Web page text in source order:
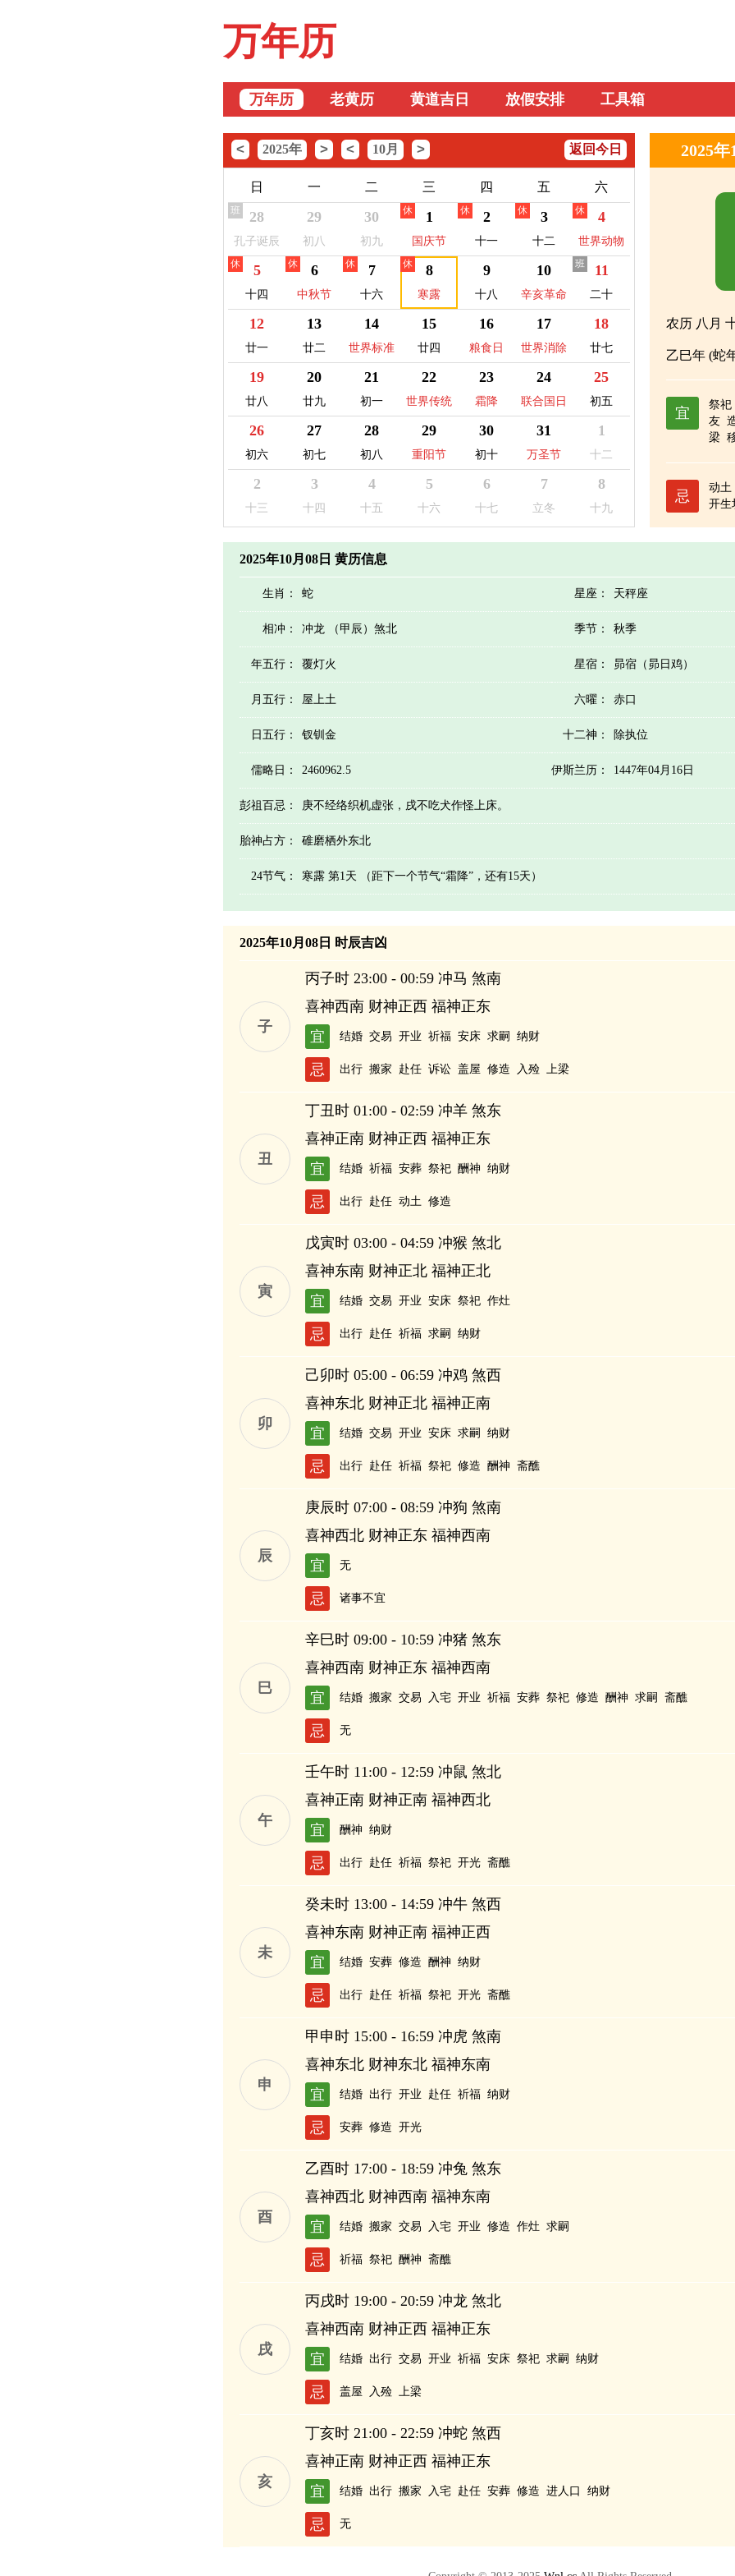
万年历
万年历 老黄历 黄道吉日 放假安排 工具箱
< 2025年 > < 10月 > 返回今日
日 一 二 三 四 五 六
28
孔子诞辰
班 29
初八
30
初九
1
国庆节
休 2
十一
休 3
十二
休 4
世界动物
日
休
5
十四
休 6
中秋节
休 7
十六
休 8
寒露
休 9
十八
10
辛亥革命
纪念日
11
二十
班
12
廿一
13
廿二
14
世界标准
日
15
廿四
16
粮食日
17
世界消除
贫困日
18
廿七
19
廿八
20
廿九
21
初一
22
世界传统
医药日
23
霜降
24
联合国日
25
初五
26
初六
27
初七
28
初八
29
重阳节
30
初十
31
万圣节
1
十二
2
十三
3
十四
4
十五
5
十六
6
十七
7
立冬
8
十九
2025
农历 八月
乙巳年 (蛇
宜
祭祀
友
梁
忌
动土
开生
2025年10月08日 黄历信息
生肖： 蛇 星座： 天秤座
相冲： 冲龙 （甲辰）煞北 季节： 秋季
年五行： 覆灯火 星宿： 昴宿（昴日鸡）
月五行： 屋上土 六曜： 赤口
日五行： 钗钏金 十二神： 除执位
儒略日： 2460962.5 伊斯兰历： 1447年04月16日
彭祖百忌： 庚不经络织机虚张，戌不吃犬作怪上床。
胎神占方： 碓磨栖外东北
24节气： 寒露 第1天 （距下一个节气“霜降”，还有15天）
2025年10月08日 时辰吉凶
子
丙子时 23:00 - 00:59 冲马 煞南
喜神西南 财神正西 福神正东
宜
结婚 交易 开业 祈福 安床 求嗣 纳财
忌 出行 搬家 赴任 诉讼 盖屋 修造 入殓 上梁
丑
丁丑时 01:00 - 02:59 冲羊 煞东
喜神正南 财神正西 福神正东
宜
结婚 祈福 安葬 祭祀 酬神 纳财
忌 出行 赴任 动土 修造
寅
戊寅时 03:00 - 04:59 冲猴 煞北
喜神东南 财神正北 福神正北
宜
结婚 交易 开业 安床 祭祀 作灶
忌 出行 赴任 祈福 求嗣 纳财
卯
己卯时 05:00 - 06:59 冲鸡 煞西
喜神东北 财神正北 福神正南
宜
结婚 交易 开业 安床 求嗣 纳财
忌 出行 赴任 祈福 祭祀 修造 酬神 斋醮
辰
庚辰时 07:00 - 08:59 冲狗 煞南
喜神西北 财神正东 福神西南
宜
无
忌 诸事不宜
巳
辛巳时 09:00 - 10:59 冲猪 煞东
喜神西南 财神正东 福神西南
宜
结婚 搬家 交易 入宅 开业 祈福 安葬 祭祀 修造 酬神 求嗣 斋醮
忌 无
午
壬午时 11:00 - 12:59 冲鼠 煞北
喜神正南 财神正南 福神西北
宜
酬神 纳财
忌 出行 赴任 祈福 祭祀 开光 斋醮
未
癸未时 13:00 - 14:59 冲牛 煞西
喜神东南 财神正南 福神正西
宜
结婚 安葬 修造 酬神 纳财
忌 出行 赴任 祈福 祭祀 开光 斋醮
申
甲申时 15:00 - 16:59 冲虎 煞南
喜神东北 财神东北 福神东南
宜
结婚 出行 开业 赴任 祈福 纳财
忌 安葬 修造 开光
酉
乙酉时 17:00 - 18:59 冲兔 煞东
喜神西北 财神西南 福神东南
宜
结婚 搬家 交易 入宅 开业 修造 作灶 求嗣
忌 祈福 祭祀 酬神 斋醮
戌
丙戌时 19:00 - 20:59 冲龙 煞北
喜神西南 财神正西 福神正东
宜
结婚 出行 交易 开业 祈福 安床 祭祀 求嗣 纳财
忌 盖屋 入殓 上梁
亥
丁亥时 21:00 - 22:59 冲蛇 煞西
喜神正南 财神正西 福神正东
宜
结婚 出行 搬家 入宅 赴任 安葬 修造 进人口 纳财
忌 无